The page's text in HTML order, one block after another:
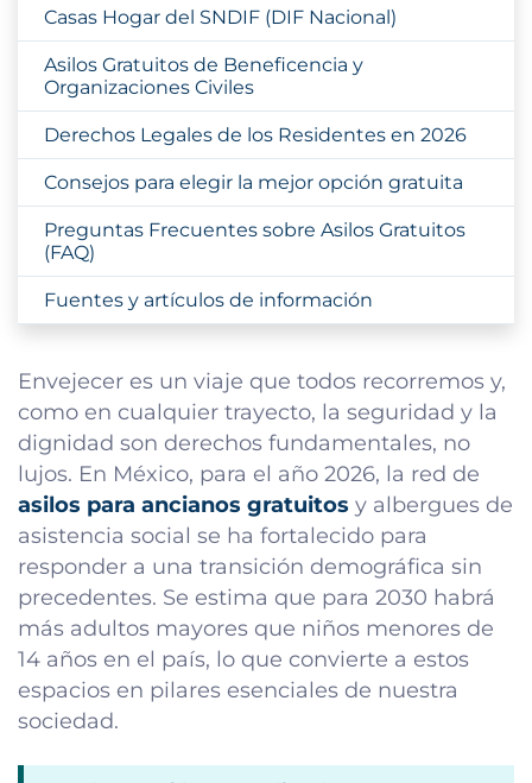
Casas Hogar del SNDIF (DIF Nacional)
Asilos Gratuitos de Beneficencia y
Organizaciones Civiles
Derechos Legales de los Residentes en 2026
Consejos para elegir la mejor opción gratuita
Preguntas Frecuentes sobre Asilos Gratuitos
(FAQ)
Fuentes y artículos de información
Envejecer es un viaje que todos recorremos y,
como en cualquier trayecto, la seguridad y la
dignidad son derechos fundamentales, no
lujos. En México, para el año 2026, la red de
asilos para ancianos gratuitos y albergues de
asistencia social se ha fortalecido para
responder a una transición demográfica sin
precedentes. Se estima que para 2030 habrá
más adultos mayores que niños menores de
14 años en el país, lo que convierte a estos
espacios en pilares esenciales de nuestra
sociedad.